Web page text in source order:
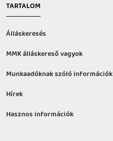
TARTALOM
Álláskeresés
MMK álláskereső vagyok
Munkaadóknak szóló információk
Hírek
Hasznos információk